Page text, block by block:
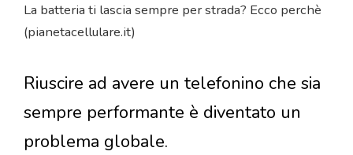
La batteria ti lascia sempre per strada? Ecco perchè
(pianetacellulare.it)
Riuscire ad avere un telefonino che sia
sempre performante è diventato un
problema globale.